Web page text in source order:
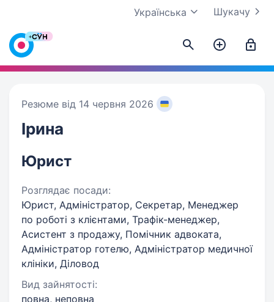
Шукачу
Українська
Резюме від 14 червня 2026
Ірина
Юрист
Розглядає посади:
Юрист, Адміністратор, Секретар, Менеджер
по роботі з клієнтами, Трафік-менеджер,
Асистент з продажу, Помічник адвоката,
Адміністратор готелю, Адміністратор медичної
клініки, Діловод
Вид зайнятості:
повна, неповна